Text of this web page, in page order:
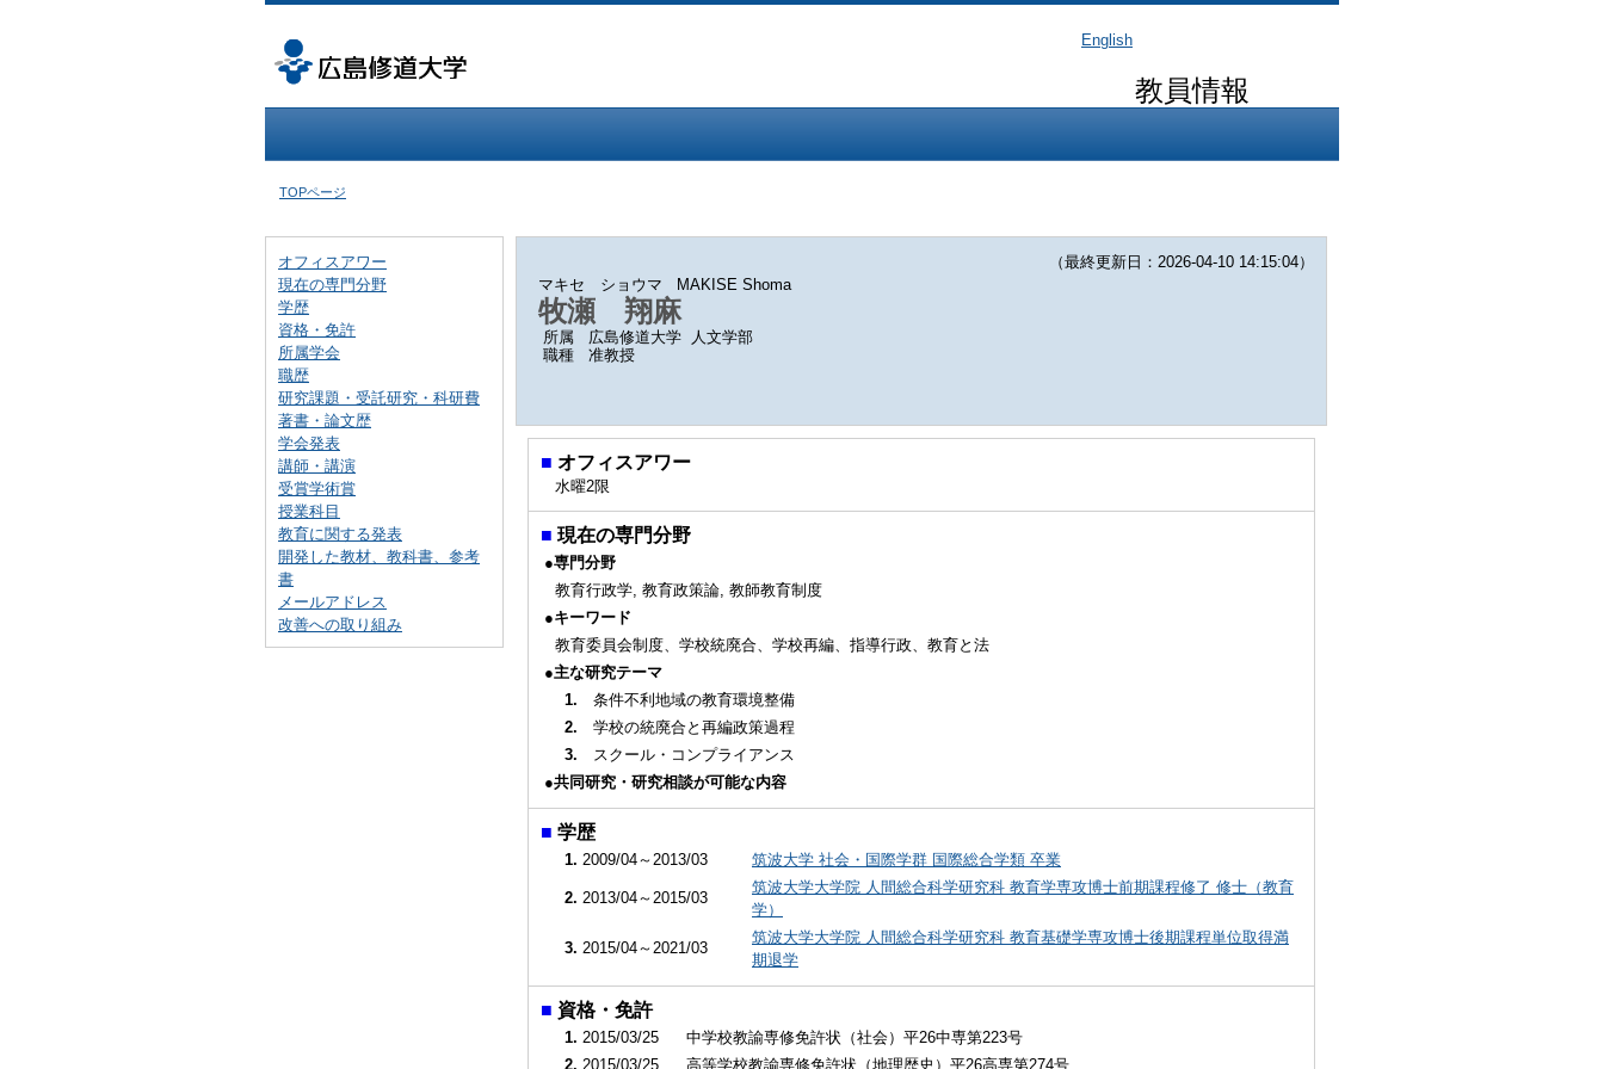
English
教員情報
TOPページ
オフィスアワー
現在の専門分野
学歴
資格・免許
所属学会
職歴
研究課題・受託研究・科研費
著書・論文歴
学会発表
講師・講演
受賞学術賞
授業科目
教育に関する発表
開発した教材、教科書、参考
書
メールアドレス
改善への取り組み
（最終更新日：2026-04-10 14:15:04）
マキセ ショウマ
MAKISE Shoma
牧瀬 翔麻
所属
広島修道大学 人文学部
職種
准教授
■ オフィスアワー
水曜2限
■ 現在の専門分野
●専門分野
教育行政学, 教育政策論, 教師教育制度
●キーワード
教育委員会制度、学校統廃合、学校再編、指導行政、教育と法
●主な研究テーマ
1.
条件不利地域の教育環境整備
2.
学校の統廃合と再編政策過程
3.
スクール・コンプライアンス
●共同研究・研究相談が可能な内容
■ 学歴
1. 2009/04～2013/03 筑波大学 社会・国際学群 国際総合学類 卒業
2. 2013/04～2015/03
筑波大学大学院 人間総合科学研究科 教育学専攻博士前期課程修了 修士（教育
学）
3. 2015/04～2021/03
筑波大学大学院 人間総合科学研究科 教育基礎学専攻博士後期課程単位取得満
期退学
■ 資格・免許
1. 2015/03/25
中学校教諭専修免許状（社会）平26中専第223号
2. 2015/03/25 高等学校教諭専修免許状（地理歴史）平26高専第274号